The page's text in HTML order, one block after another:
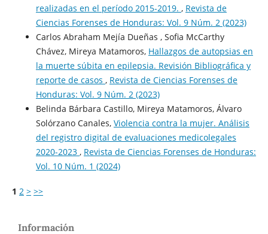
realizadas en el período 2015-2019. , Revista de
Ciencias Forenses de Honduras: Vol. 9 Núm. 2 (2023)
Carlos Abraham Mejía Dueñas , Sofia McCarthy
Chávez, Mireya Matamoros, Hallazgos de autopsias en
la muerte súbita en epilepsia. Revisión Bibliográfica y
reporte de casos , Revista de Ciencias Forenses de
Honduras: Vol. 9 Núm. 2 (2023)
Belinda Bárbara Castillo, Mireya Matamoros, Álvaro
Solórzano Canales, Violencia contra la mujer. Análisis
del registro digital de evaluaciones medicolegales
2020-2023 , Revista de Ciencias Forenses de Honduras:
Vol. 10 Núm. 1 (2024)
1 2 > >>
Información